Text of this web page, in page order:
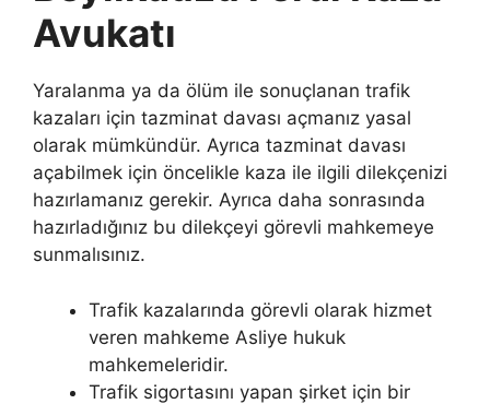
Avukatı
Yaralanma ya da ölüm ile sonuçlanan trafik
kazaları için tazminat davası açmanız yasal
olarak mümkündür. Ayrıca tazminat davası
açabilmek için öncelikle kaza ile ilgili dilekçenizi
hazırlamanız gerekir. Ayrıca daha sonrasında
hazırladığınız bu dilekçeyi görevli mahkemeye
sunmalısınız.
Trafik kazalarında görevli olarak hizmet
veren mahkeme Asliye hukuk
mahkemeleridir.
Trafik sigortasını yapan şirket için bir